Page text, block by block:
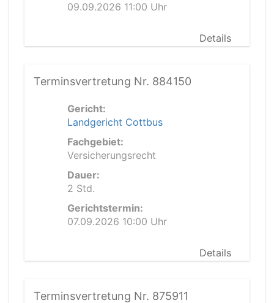
09.09.2026 11:00 Uhr
Details
Terminsvertretung Nr. 884150
Gericht:
Landgericht Cottbus
Fachgebiet:
Versicherungsrecht
Dauer:
2 Std.
Gerichtstermin:
07.09.2026 10:00 Uhr
Details
Terminsvertretung Nr. 875911